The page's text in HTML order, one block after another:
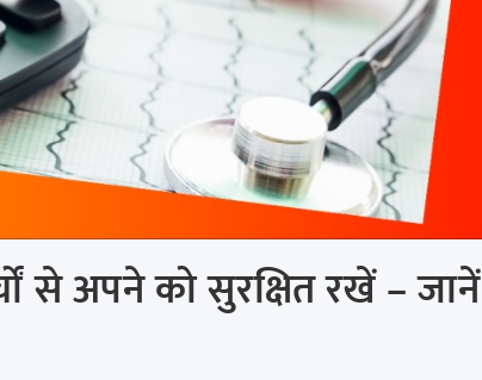
से अपने को सुरक्षित रखें – जानें